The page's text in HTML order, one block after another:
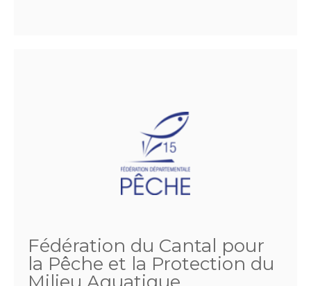
Fédération du Cantal pour
la Pêche et la Protection du